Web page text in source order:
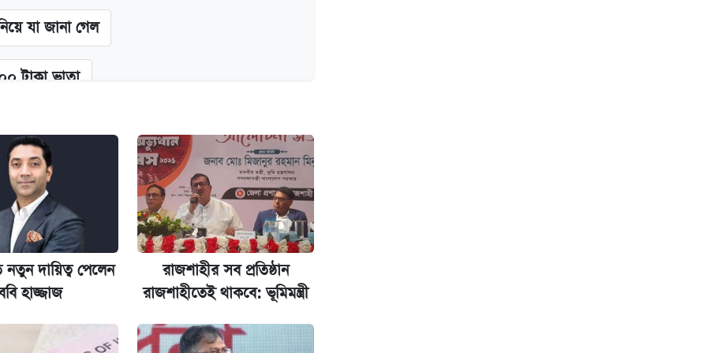
যা জানা গেল
টাকা ভাতা
দুইজন আটক
খান
বন্ধ
নতুন দায়িত্ব পেলেন
হাজ্জাজ
রাজশাহীর সব প্রতিষ্ঠান
রাজশাহীতেই থাকবে: ভূমিমন্ত্রী